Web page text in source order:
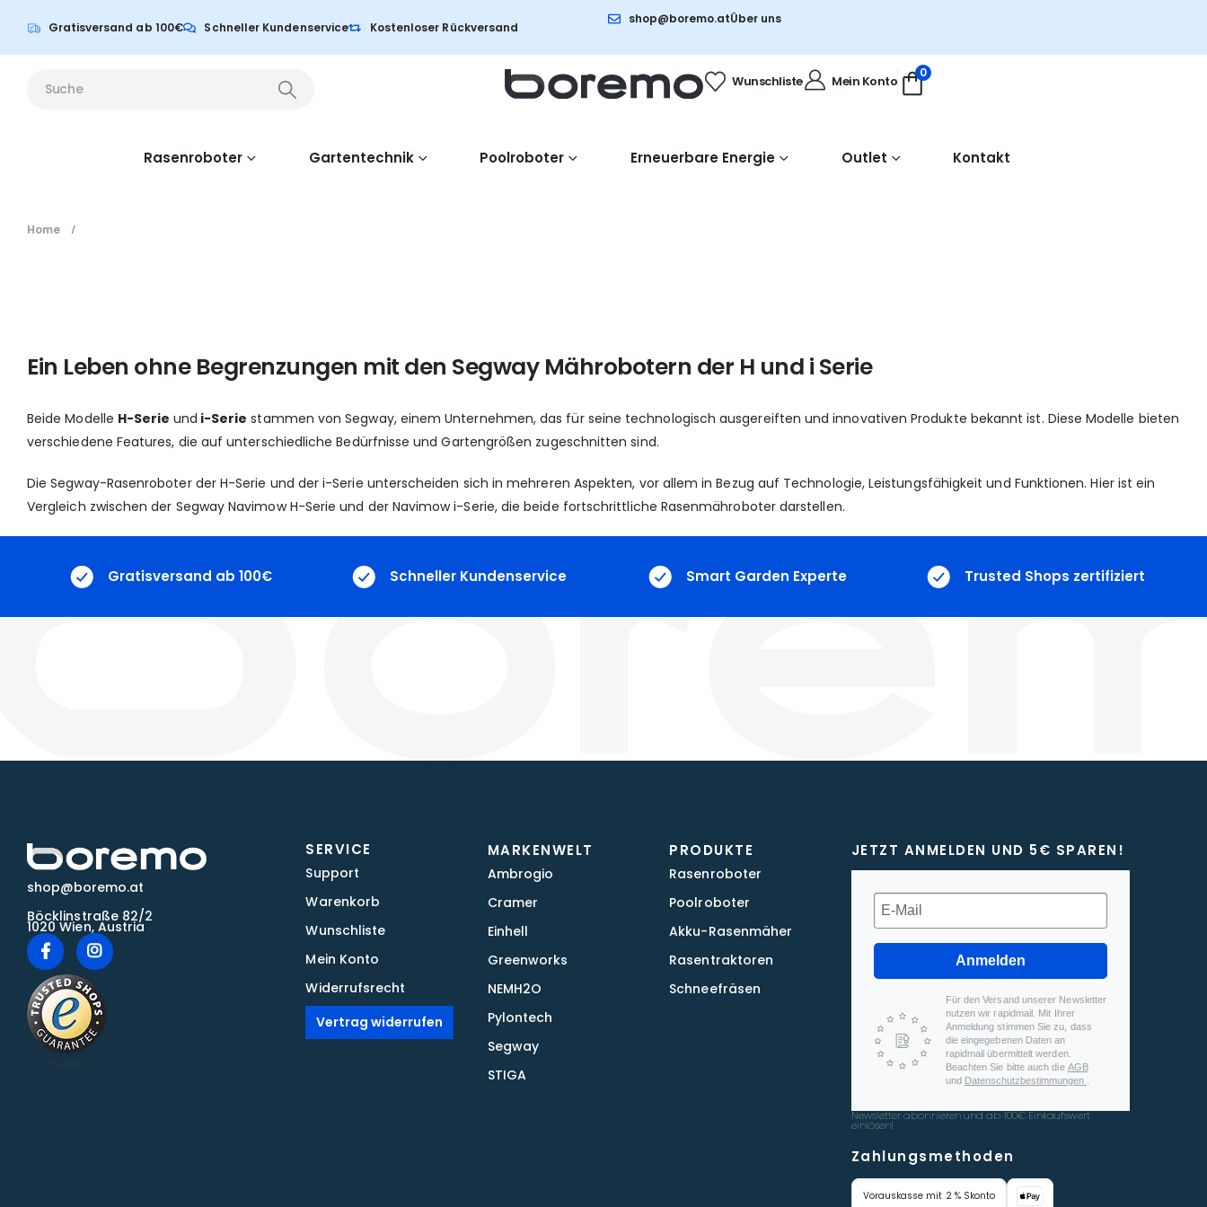
Gratisversand ab 100€ Schneller Kundenservice Kostenloser Rückversand
shop@boremo.atÜber uns
Wunschliste Mein Konto 0
Rasenroboter Gartentechnik Poolroboter Erneuerbare Energie Outlet Kontakt
Home
Ein Leben ohne Begrenzungen mit den Segway Mährobotern der H und i Serie
Beide Modelle H-Serie und i-Serie stammen von Segway, einem Unternehmen, das für seine technologisch ausgereiften und innovativen Produkte bekannt ist. Diese Modelle bieten
verschiedene Features, die auf unterschiedliche Bedürfnisse und Gartengrößen zugeschnitten sind.
Die Segway-Rasenroboter der H-Serie und der i-Serie unterscheiden sich in mehreren Aspekten, vor allem in Bezug auf Technologie, Leistungsfähigkeit und Funktionen. Hier ist ein
Vergleich zwischen der Segway Navimow H-Serie und der Navimow i-Serie, die beide fortschrittliche Rasenmähroboter darstellen.
Gratisversand ab 100€ Schneller Kundenservice Smart Garden Experte Trusted Shops zertifiziert
shop@boremo.at
Böcklinstraße 82/2
1020 Wien, Austria
JETZT ANMELDEN UND 5€ SPAREN!
Anmelden
Für den Versand unserer Newsletter
nutzen wir rapidmail. Mit Ihrer
Anmeldung stimmen Sie zu, dass
die eingegebenen Daten an
rapidmail übermittelt werden.
Beachten Sie bitte auch die AGB
und Datenschutzbestimmungen .
Newsletter abonnieren und ab 100€ Einkaufswert
einlösen!
Zahlungsmethoden
Vorauskasse mit 2 % Skonto
SERVICE
Support
Warenkorb
Wunschliste
Mein Konto
Widerrufsrecht
Vertrag widerrufen
MARKENWELT
Ambrogio
Cramer
Einhell
Greenworks
NEMH2O
Pylontech
Segway
STIGA
PRODUKTE
Rasenroboter
Poolroboter
Akku-Rasenmäher
Rasentraktoren
Schneefräsen